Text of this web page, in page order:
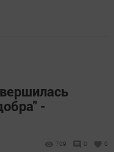
-
709 0 0